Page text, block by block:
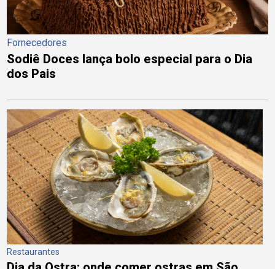
Fornecedores
Sodiê Doces lança bolo especial para o Dia
dos Pais
Restaurantes